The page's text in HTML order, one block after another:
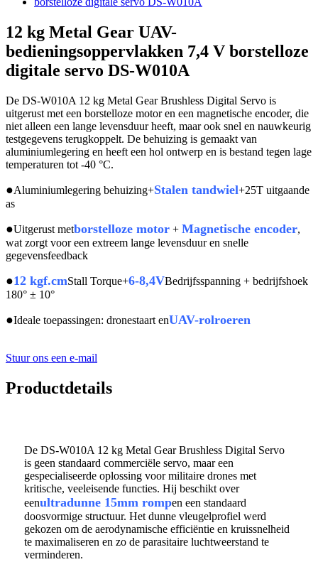
12 kg Metal Gear UAV-
bedieningsoppervlakken 7,4 V borstelloze
digitale servo DS-W010A
De DS-W010A 12 kg Metal Gear Brushless Digital Servo is
uitgerust met een borstelloze motor en een magnetische encoder, die
niet alleen een lange levensduur heeft, maar ook snel en nauwkeurig
testgegevens terugkoppelt. De behuizing is gemaakt van
aluminiumlegering en heeft een hol ontwerp en is bestand tegen lage
temperaturen tot -40 °C.
●Aluminiumlegering behuizing+Stalen tandwiel+25T uitgaande
as
●Uitgerust metborstelloze motor + Magnetische encoder,
wat zorgt voor een extreem lange levensduur en snelle
gegevensfeedback
●12 kgf.cmStall Torque+6-8,4VBedrijfsspanning + bedrijfshoek
180° ± 10°
●Ideale toepassingen: dronestaart enUAV-rolroeren
Stuur ons een e-mail
Productdetails
De DS-W010A 12 kg Metal Gear Brushless Digital Servo
is geen standaard commerciële servo, maar een
gespecialiseerde oplossing voor militaire drones met
kritische, veeleisende functies. Hij beschikt over
eenultradunne 15mm rompen een standaard
doosvormige structuur. Het dunne vleugelprofiel werd
gekozen om de aerodynamische efficiëntie en kruissnelheid
te maximaliseren en zo de parasitaire luchtweerstand te
verminderen.